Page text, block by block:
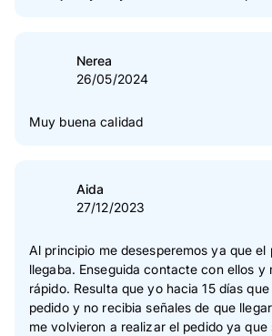
Nerea
26/05/2024
Muy buena calidad
Aida
27/12/2023
Al principio me desesperemos ya que el
llegaba. Enseguida contacte con ellos y
rápido. Resulta que yo hacia 15 días
pedido y no recibia señales de que llegara así que ellos
me volvieron a realizar el pedido ya que